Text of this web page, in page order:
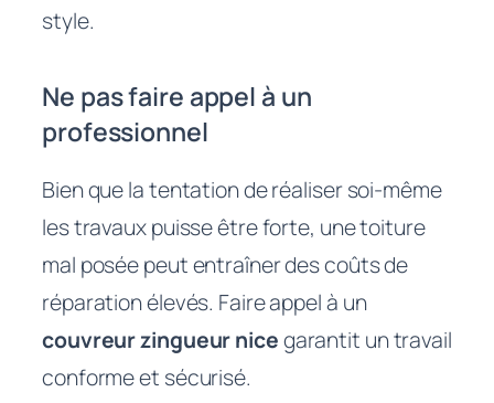
style.
Ne pas faire appel à un
professionnel
Bien que la tentation de réaliser soi-même
les travaux puisse être forte, une toiture
mal posée peut entraîner des coûts de
réparation élevés. Faire appel à un
couvreur zingueur nicegarantit un travail
conforme et sécurisé.